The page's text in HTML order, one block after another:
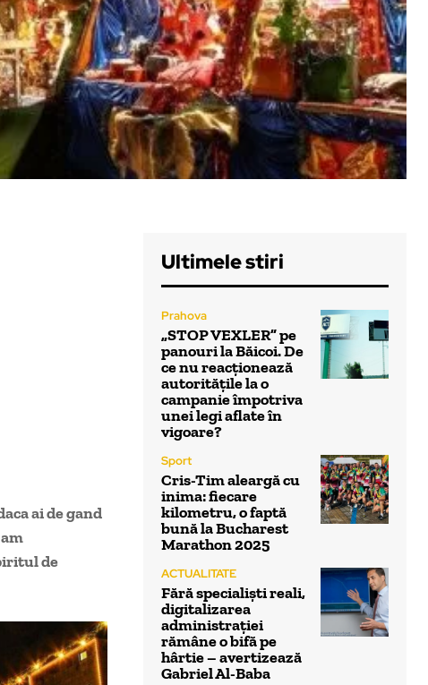
ai de gand
de
Ultimele stiri
Prahova
„STOP VEXLER” pe
panouri la Băicoi. De
ce nu reacționează
autoritățile la o
campanie împotriva
unei legi aflate în
vigoare?
Sport
Cris-Tim aleargă cu
inima: fiecare
kilometru, o faptă
bună la Bucharest
Marathon 2025
ACTUALITATE
Fără specialiști reali,
digitalizarea
administrației
rămâne o bifă pe
hârtie – avertizează
Gabriel Al-Baba